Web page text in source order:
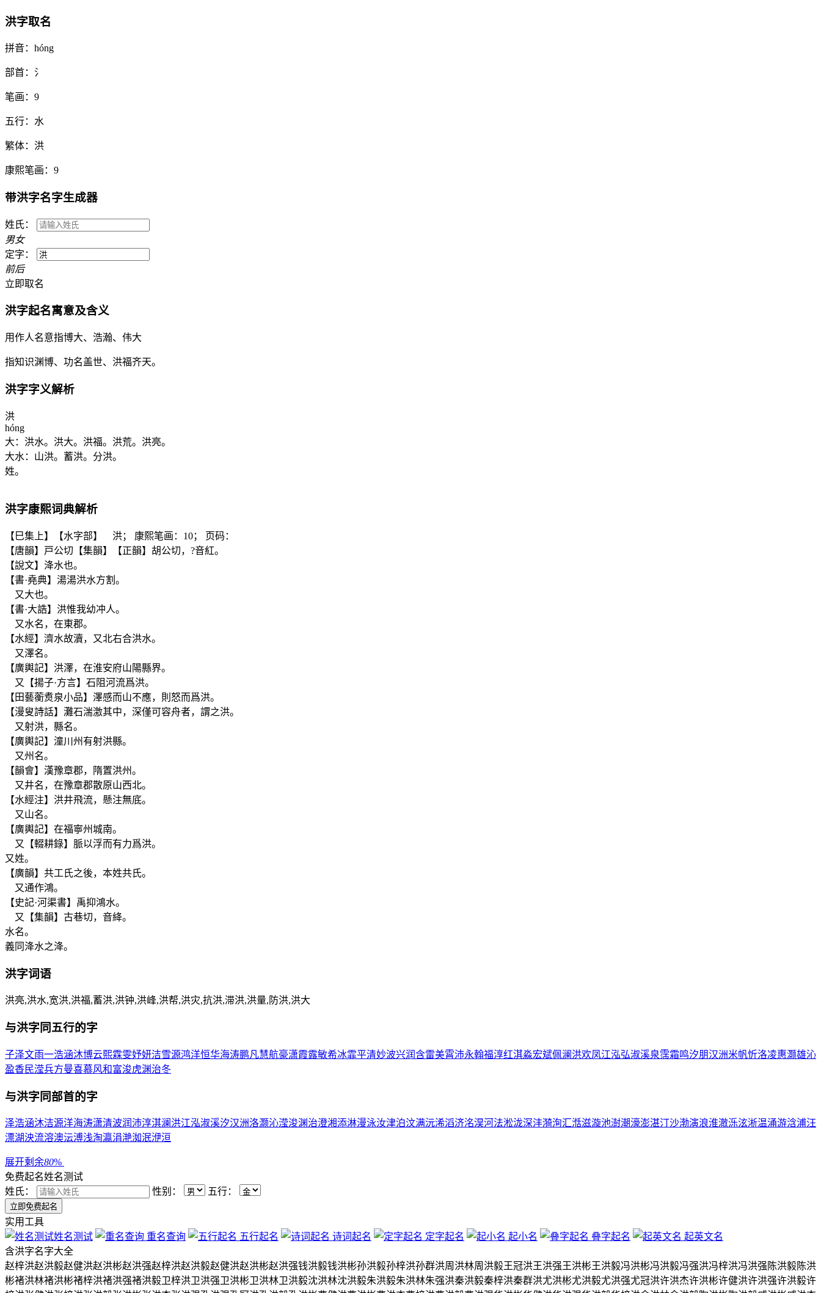
洪字取名
拼音： hóng
部首： 氵
笔画： 9
五行： 水
繁体： 洪
康熙笔画： 9
带洪字名字生成器
姓氏：
男女
定字：
前后
立即取名
洪字起名寓意及含义
用作人名意指博大、浩瀚、伟大
指知识渊博、功名盖世、洪福齐天。
洪字字义解析
洪
hóng
大：洪水。洪大。洪福。洪荒。洪亮。
大水：山洪。蓄洪。分洪。
姓。
洪字康熙词典解析
【巳集上】【水字部】 洪； 康熙笔画：10； 页码：
【唐韻】戸公切【集韻】【正韻】胡公切，?音紅。
【說文】洚水也。
【書·堯典】湯湯洪水方割。
又大也。
【書·大誥】洪惟我幼冲人。
又水名，在東郡。
【水經】濟水故瀆，又北右合洪水。
又澤名。
【廣輿記】洪澤，在淮安府山陽縣界。
又【揚子·方言】石阻河流爲洪。
【田藝蘅煑泉小品】澤感而山不應，則怒而爲洪。
【漫叟詩話】灘石湍激其中，深僅可容舟者，謂之洪。
又射洪，縣名。
【廣輿記】潼川州有射洪縣。
又州名。
【韻會】漢豫章郡，隋置洪州。
又井名，在豫章郡散原山西北。
【水經注】洪井飛流，懸注無底。
又山名。
【廣輿記】在福寧州城南。
又【輟耕錄】脈以浮而有力爲洪。
又姓。
【廣韻】共工氏之後，本姓共氏。
又通作鴻。
【史記·河渠書】禹抑鴻水。
又【集韻】古巷切，音絳。
水名。
義同洚水之洚。
洪字词语
洪亮,洪水,宽洪,洪福,蓄洪,洪钟,洪峰,洪帮,洪灾,抗洪,滞洪,洪量,防洪,洪大
与洪字同五行的字
子泽文雨一浩涵沐博云熙霖雯妤妍洁雪源鸿洋恒华海涛鹏凡慧航豪潇霞露敏希冰霏平清妙波兴润含雷美霄沛永翰福淳红淇淼宏斌佩澜 洪欢凤江泓弘淑溪泉霈霜鸣汐朋汉洲米帆忻洛凌惠灏雄沁
盈香民滢兵方曼喜慕风和富浚虎渊治冬
与洪字同部首的字
泽浩涵沐洁源洋海涛潇清波润沛淳淇澜 洪江泓淑溪汐汉洲洛灏沁滢浚渊治澄湘添淋漫泳汝津泊汶满沅浠滔济洺淏河法淞泷深沣漪洵汇湉滋漩池澍潮濠澎湛汀沙渤演浪淮澈泺泫淅温涌游浛浦汪
漂湖泱流溶澳沄溥浅淘瀛涓滟洳泯洢洹
展开剩余80%
免费起名姓名测试
姓氏：
性别： 五行：
实用工具
姓名测试
重名查询 五行起名 诗词起名 定字起名 起小名 叠字起名
起英文名
含洪字名字大全
赵梓洪赵洪毅赵健洪赵洪彬赵洪强赵梓洪赵洪毅赵健洪赵洪彬赵洪强钱洪毅钱洪彬孙洪毅孙梓洪孙群洪周洪林周洪毅王冠洪王洪强王洪彬王洪毅冯洪彬冯洪毅冯强洪冯梓洪冯洪强 陈洪毅陈洪
彬褚洪林褚洪彬褚梓洪褚洪强褚洪毅卫梓洪卫洪强卫洪彬卫洪林卫洪毅沈洪林沈洪毅朱洪毅朱洪林朱强洪秦洪毅秦梓洪秦群洪尤洪彬尤洪毅尤洪强尤冠洪许洪杰许洪彬许健洪许洪强许洪毅许